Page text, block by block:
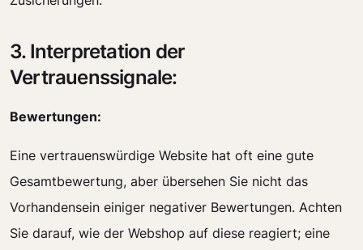
3. Interpretation der
Vertrauenssignale:
Bewertungen:
Eine vertrauenswürdige Website hat oft eine gute
Gesamtbewertung, aber übersehen Sie nicht das
Vorhandensein einiger negativer Bewertungen. Achten
Sie darauf, wie der Webshop auf diese reagiert; eine